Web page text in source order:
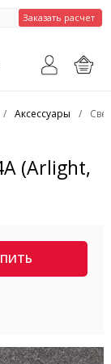
Заказать расчет
/ Аксессуары /
(Arlight,